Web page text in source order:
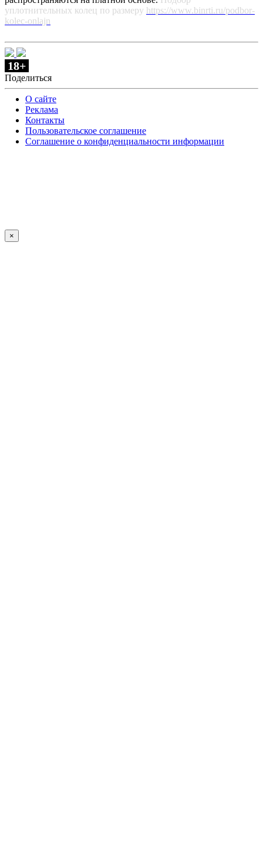
уплотнительных колец по размеру https://www.binrti.ru/podbor-
kolec-onlajn
18+
Поделиться
О сайте
Реклама
Контакты
Пользовательское соглашение
Соглашение о конфиденциальности информации
×